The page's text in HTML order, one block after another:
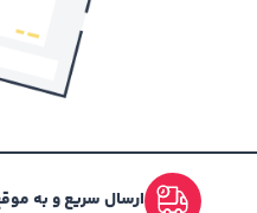
افست، مطمئن باشید که
ترجیحاً رنگ آن را فقط از یک
ارسال سریع و به